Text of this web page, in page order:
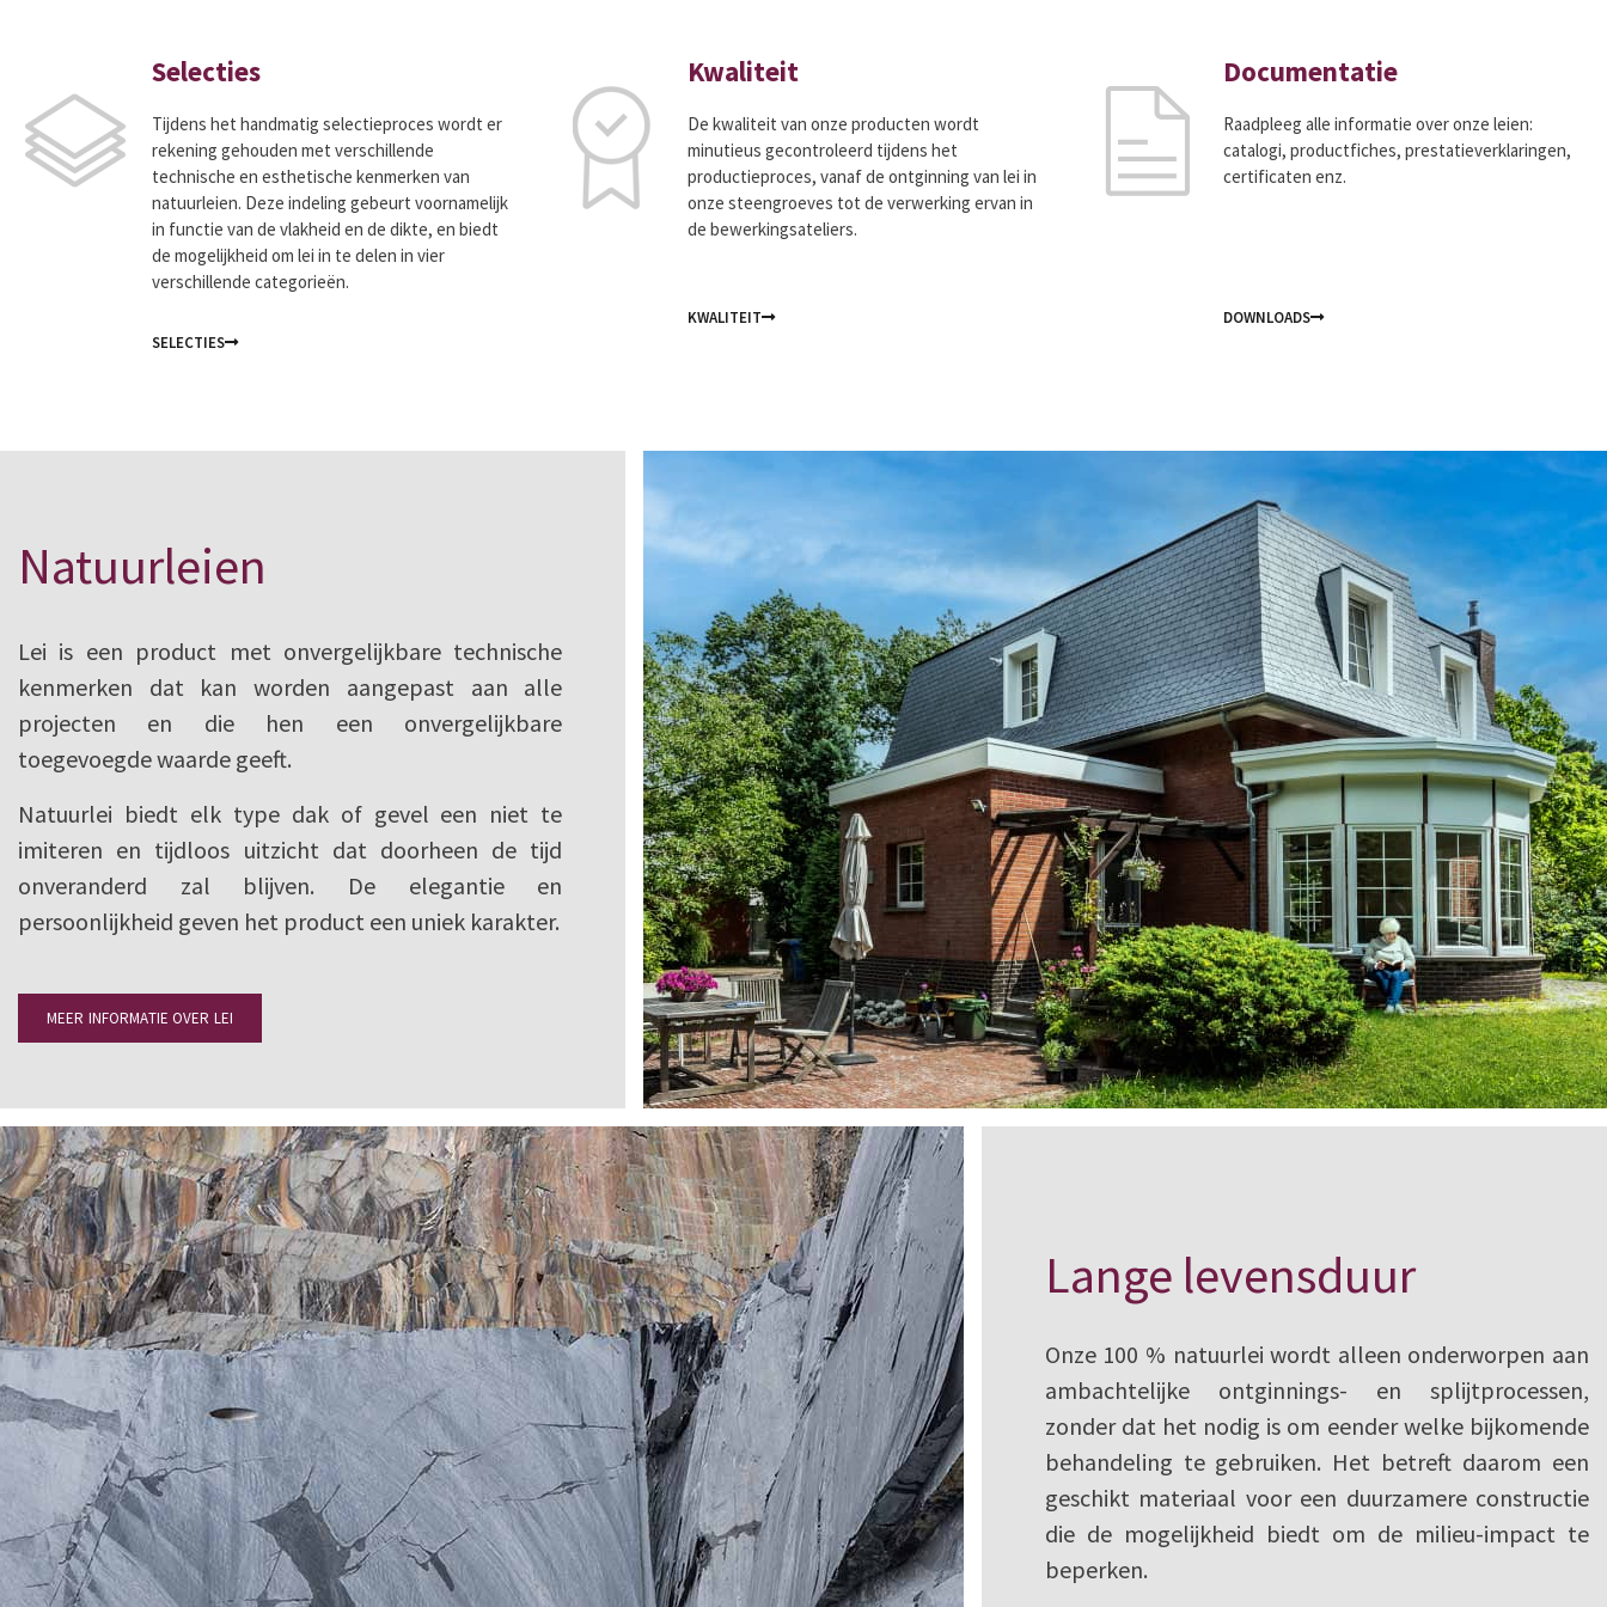
Selecties
Tijdens het handmatig selectieproces wordt er
rekening gehouden met verschillende
technische en esthetische kenmerken van
natuurleien. Deze indeling gebeurt voornamelijk
in functie van de vlakheid en de dikte, en biedt
de mogelijkheid om lei in te delen in vier
verschillende categorieën.
SELECTIES
Kwaliteit
De kwaliteit van onze producten wordt
minutieus gecontroleerd tijdens het
productieproces, vanaf de ontginning van lei in
onze steengroeves tot de verwerking ervan in
de bewerkingsateliers.
KWALITEIT
Documentatie
Raadpleeg alle informatie over onze leien:
catalogi, productfiches, prestatieverklaringen,
certificaten enz.
DOWNLOADS
Natuurleien
Lei is een product met onvergelijkbare technische
kenmerken dat kan worden aangepast aan alle
projecten en die hen een onvergelijkbare
toegevoegde waarde geeft.
Natuurlei biedt elk type dak of gevel een niet te
imiteren en tijdloos uitzicht dat doorheen de tijd
onveranderd zal blijven. De elegantie en
persoonlijkheid geven het product een uniek karakter.
MEER INFORMATIE OVER LEI
Lange levensduur
Onze 100 % natuurlei wordt alleen onderworpen aan
ambachtelijke ontginnings- en splijtprocessen,
zonder dat het nodig is om eender welke bijkomende
behandeling te gebruiken. Het betreft daarom een
geschikt materiaal voor een duurzamere constructie
die de mogelijkheid biedt om de milieu-impact te
beperken.